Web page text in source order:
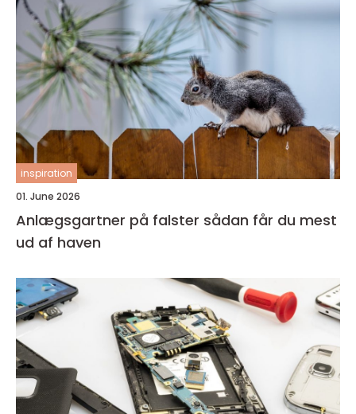
inspiration
01. June 2026
Anlægsgartner på falster sådan får du mest
ud af haven